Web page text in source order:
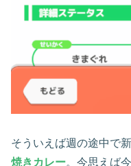
そういえば週の途中で
焼きカレー。今思えば